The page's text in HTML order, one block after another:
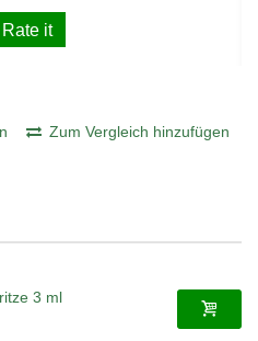
Rate it
Zum Vergleich hinzufügen
3 ml